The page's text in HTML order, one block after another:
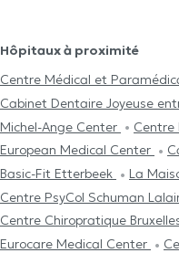
Hôpitaux à proximité
Centre Médical et
Cabinet Dentaire Joyeuse
Michel-Ange Center
Centre
European Medical Center
Basic-Fit Etterbeek
La
Centre PsyCol Schuman
Centre Chiropratique
Eurocare Medical Center